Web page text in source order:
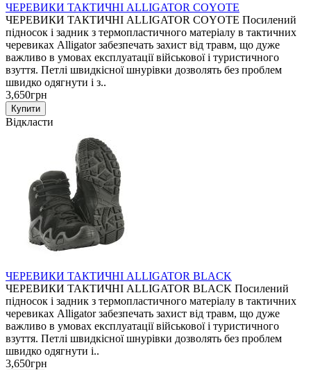
ЧЕРЕВИКИ ТАКТИЧНІ ALLIGATOR COYOTE
ЧЕРЕВИКИ ТАКТИЧНІ ALLIGATOR COYOTE Посилений
підносок і задник з термопластичного матеріалу в тактичних
черевиках Alligator забезпечать захист від травм, що дуже
важливо в умовах експлуатації військової і туристичного
взуття. Петлі швидкісної шнурівки дозволять без проблем
швидко одягнути і з..
3,650грн
Відкласти
ЧЕРЕВИКИ ТАКТИЧНІ ALLIGATOR BLACK
ЧЕРЕВИКИ ТАКТИЧНІ ALLIGATOR BLACK Посилений
підносок і задник з термопластичного матеріалу в тактичних
черевиках Alligator забезпечать захист від травм, що дуже
важливо в умовах експлуатації військової і туристичного
взуття. Петлі швидкісної шнурівки дозволять без проблем
швидко одягнути і..
3,650грн